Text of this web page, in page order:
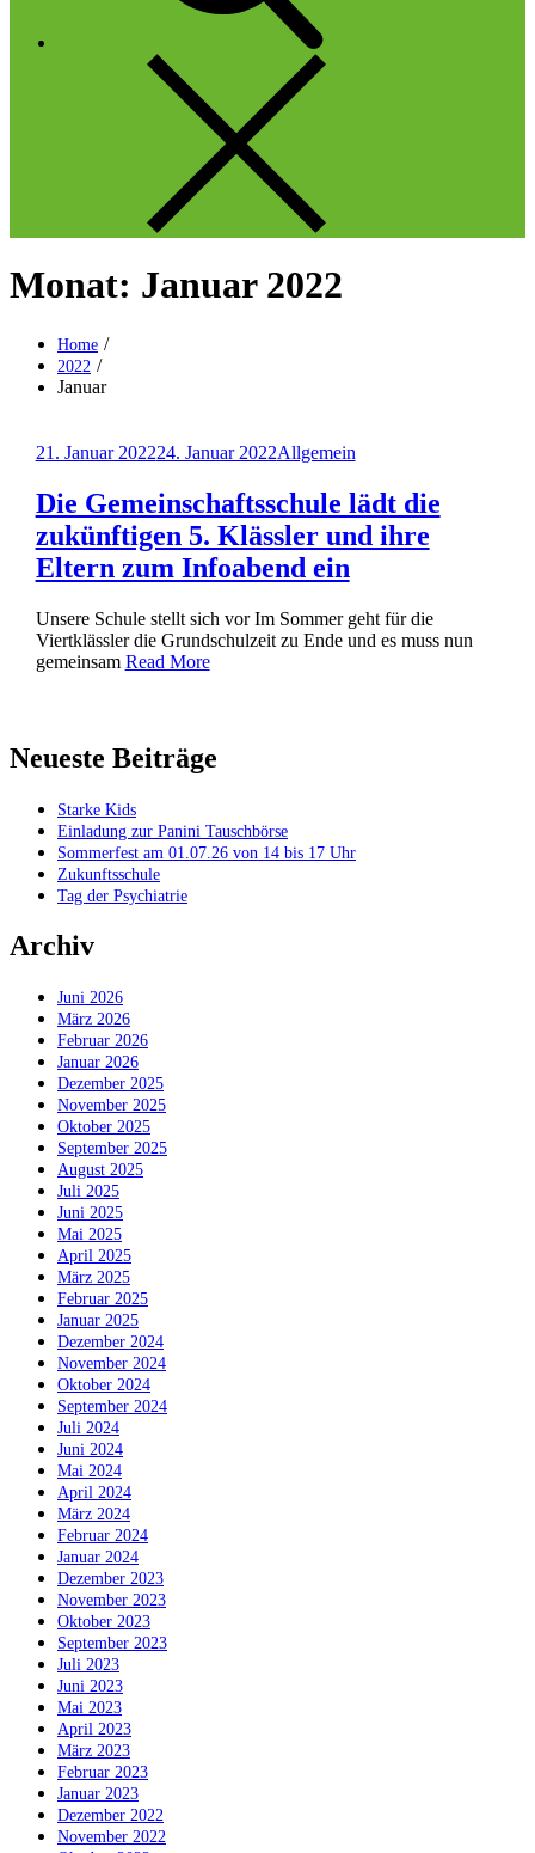
Monat: Januar 2022
Home
2022
Januar
Posted
21. Januar 202224. Januar 2022Allgemein
Die Gemeinschaftsschule lädt die
zukünftigen 5. Klässler und ihre
Eltern zum Infoabend ein
Unsere Schule stellt sich vor Im Sommer geht für die
Viertklässler die Grundschulzeit zu Ende und es muss nun
gemeinsam Read More
Neueste Beiträge
Starke Kids
Einladung zur Panini Tauschbörse
Sommerfest am 01.07.26 von 14 bis 17 Uhr
Zukunftsschule
Tag der Psychiatrie
Archiv
Juni 2026
März 2026
Februar 2026
Januar 2026
Dezember 2025
November 2025
Oktober 2025
September 2025
August 2025
Juli 2025
Juni 2025
Mai 2025
April 2025
März 2025
Februar 2025
Januar 2025
Dezember 2024
November 2024
Oktober 2024
September 2024
Juli 2024
Juni 2024
Mai 2024
April 2024
März 2024
Februar 2024
Januar 2024
Dezember 2023
November 2023
Oktober 2023
September 2023
Juli 2023
Juni 2023
Mai 2023
April 2023
März 2023
Februar 2023
Januar 2023
Dezember 2022
November 2022